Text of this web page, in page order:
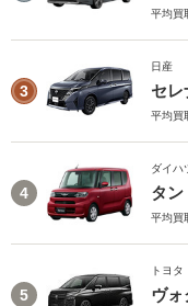
平均買
3
日産
セレ
平均買
4
ダイハ
タン
平均買
5
トヨタ
ヴォ